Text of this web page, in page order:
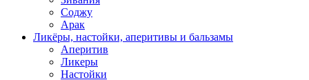
Соджу
Арак
Ликёры, настойки, аперитивы и бальзамы
Аперитив
Ликеры
Настойки